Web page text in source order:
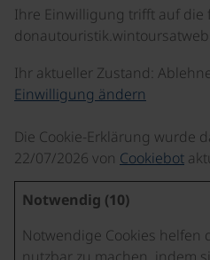
Ihre Einwilligung trifft auf die
Ihr aktueller Zustand:
Einwilligung ändern
Die Cookie-Erklärung wurde
22/07/2026 von Cookiebot
Notwendig (10)
Notwendige Cookies helfen